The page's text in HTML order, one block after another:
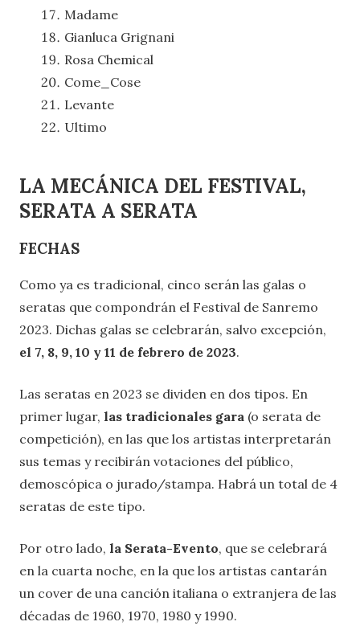
Madame
Gianluca Grignani
Rosa Chemical
Come_Cose
Levante
Ultimo
LA MECÁNICA DEL FESTIVAL,
SERATA A SERATA
FECHAS
Como ya es tradicional, cinco serán las galas o
seratas que compondrán el Festival de Sanremo
2023. Dichas galas se celebrarán, salvo excepción,
el 7, 8, 9, 10 y 11 de febrero de 2023.
Las seratas en 2023 se dividen en dos tipos. En
primer lugar, las tradicionales gara (o serata de
competición), en las que los artistas interpretarán
sus temas y recibirán votaciones del público,
demoscópica o jurado/stampa. Habrá un total de 4
seratas de este tipo.
Por otro lado, la Serata-Evento, que se celebrará
en la cuarta noche, en la que los artistas cantarán
un cover de una canción italiana o extranjera de las
décadas de 1960, 1970, 1980 y 1990.